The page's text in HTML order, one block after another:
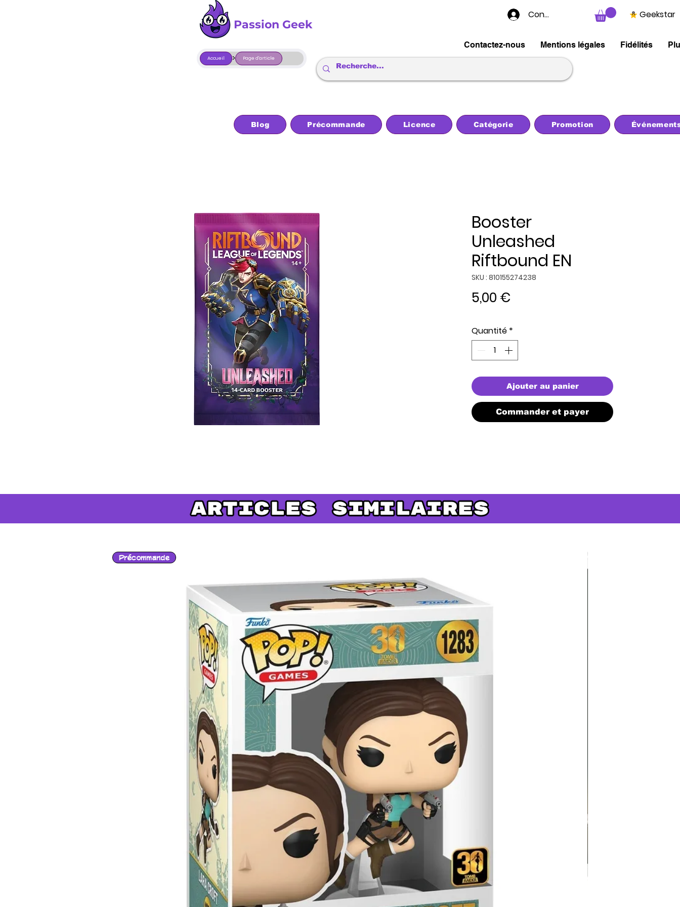
Passion Geek
Accueil > Page d'article
Connexion Geekstar
Contactez-nous Mentions légales Fidélités
Blog Précommande Licence Catégorie Promotion
Booster
Unleashed
Riftbound EN
SKU : 810155274238
5,00 €
Quantité *
Ajouter au panier
Commander et payer
Précommande